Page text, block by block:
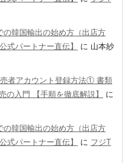
の韓国輸出の始め方（出店方
式パートナー直伝】
に 山本紗
売者アカウント登録方法① 書類
の入門 【手順を徹底解説】
に
の韓国輸出の始め方（出店方
式パートナー直伝】
に フジT